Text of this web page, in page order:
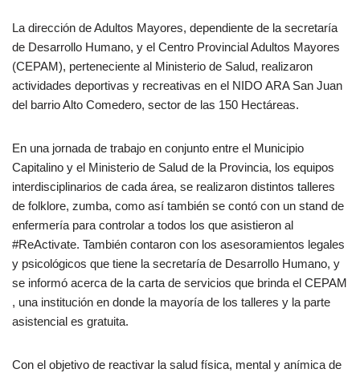
La dirección de Adultos Mayores, dependiente de la secretaría
de Desarrollo Humano, y el Centro Provincial Adultos Mayores
(CEPAM), perteneciente al Ministerio de Salud, realizaron
actividades deportivas y recreativas en el NIDO ARA San Juan
del barrio Alto Comedero, sector de las 150 Hectáreas.
En una jornada de trabajo en conjunto entre el Municipio
Capitalino y el Ministerio de Salud de la Provincia, los equipos
interdisciplinarios de cada área, se realizaron distintos talleres
de folklore, zumba, como así también se contó con un stand de
enfermería para controlar a todos los que asistieron al
#ReActivate. También contaron con los asesoramientos legales
y psicológicos que tiene la secretaría de Desarrollo Humano, y
se informó acerca de la carta de servicios que brinda el CEPAM
, una institución en donde la mayoría de los talleres y la parte
asistencial es gratuita.
Con el objetivo de reactivar la salud física, mental y anímica de